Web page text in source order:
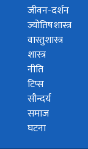
जीवन-दर्शन
ज्योतिषशास्त्र
वास्तुशास्त्र
शास्त्र
नीति
टिप्स
सौन्दर्य
समाज
घटना